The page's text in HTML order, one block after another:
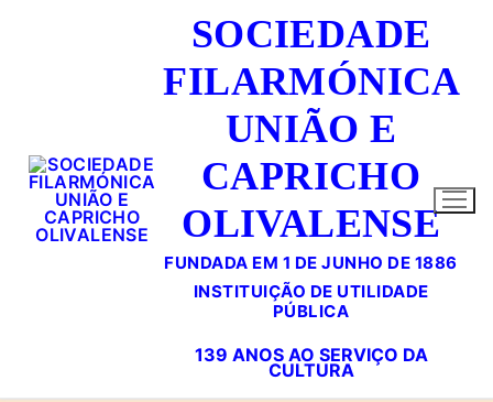
SOCIEDADE
FILARMÓNICA
UNIÃO E
CAPRICHO
OLIVALENSE
FUNDADA EM 1 DE JUNHO DE 1886